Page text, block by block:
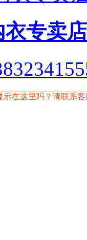
专卖店
示在这里吗？请联系